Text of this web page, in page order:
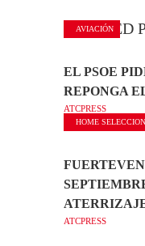
RELATED
AVIACIÓN
EL PSOE
REPONGA
ATCPRESS
HOME SELECCION
ATCPRESS